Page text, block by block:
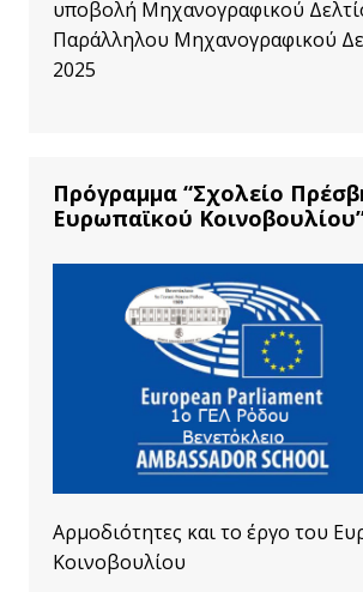
υποβολή Μηχανογραφικού
Παράλληλου Μηχανογραφικού
2025
Πρόγραμμα “Σχολείο
Ευρωπαϊκού
Αρμοδιότητες και το έργο του
Κοινοβουλίου